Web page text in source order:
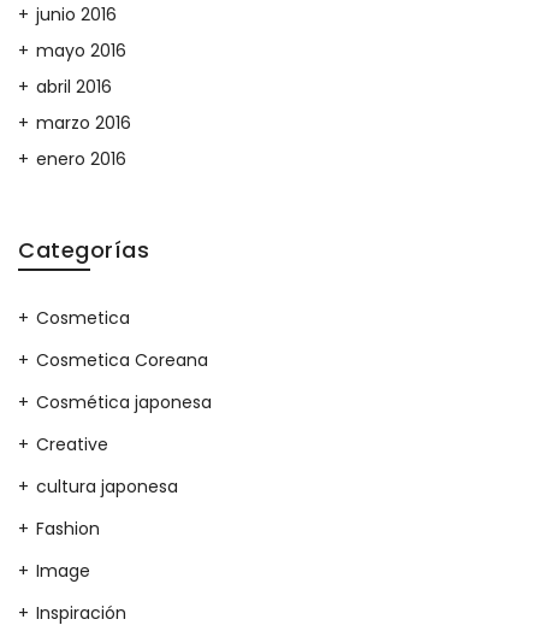
junio 2016
mayo 2016
abril 2016
marzo 2016
enero 2016
Categorías
Cosmetica
Cosmetica Coreana
Cosmética japonesa
Creative
cultura japonesa
Fashion
Image
Inspiración